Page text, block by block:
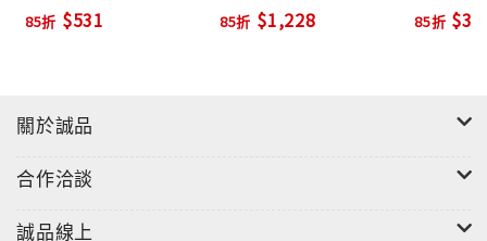
出以往框架的特殊曲風；擁有600萬人次點閱的"UGH!
盈的旋律彼此交互輝映，成功替樂團再添一首招牌歌
曲，【I Like It When You Sleep, for You Are So
Beautiful Yet So Unaware of It】展現了擁有橫跨不
85折 $531 85折 $1,228 85折
關於誠品
合作洽談
誠品線上